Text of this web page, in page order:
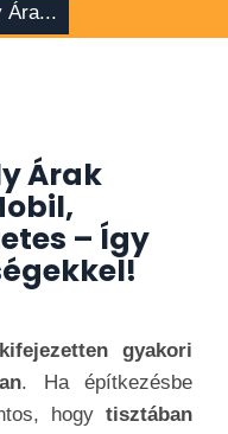
Ára...
Árak
– Így
gyakori
. Ha építkezésbe
hogy tisztában